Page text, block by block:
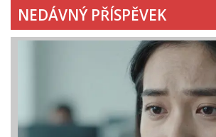
NEDÁVNÝ PŘÍSPĚVEK